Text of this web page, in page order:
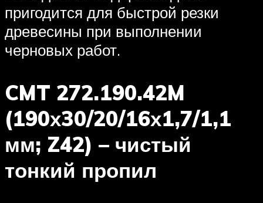
пригодится для быстрой резки
древесины при выполнении
черновых работ.
CMT 272.190.42M
(190х30/20/16х1,7/1,1
мм; Z42) – чистый
тонкий пропил